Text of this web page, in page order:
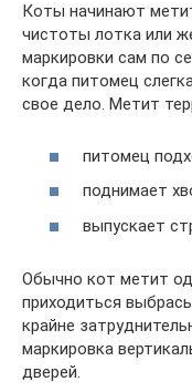
Коты начинают
чистоты лотка или
маркировки сам по
когда питомец
свое дело. Метит
питомец
поднимает
выпускает
Обычно кот метит
приходиться
крайне
маркировка
дверей.